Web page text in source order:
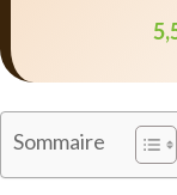
Sommaire